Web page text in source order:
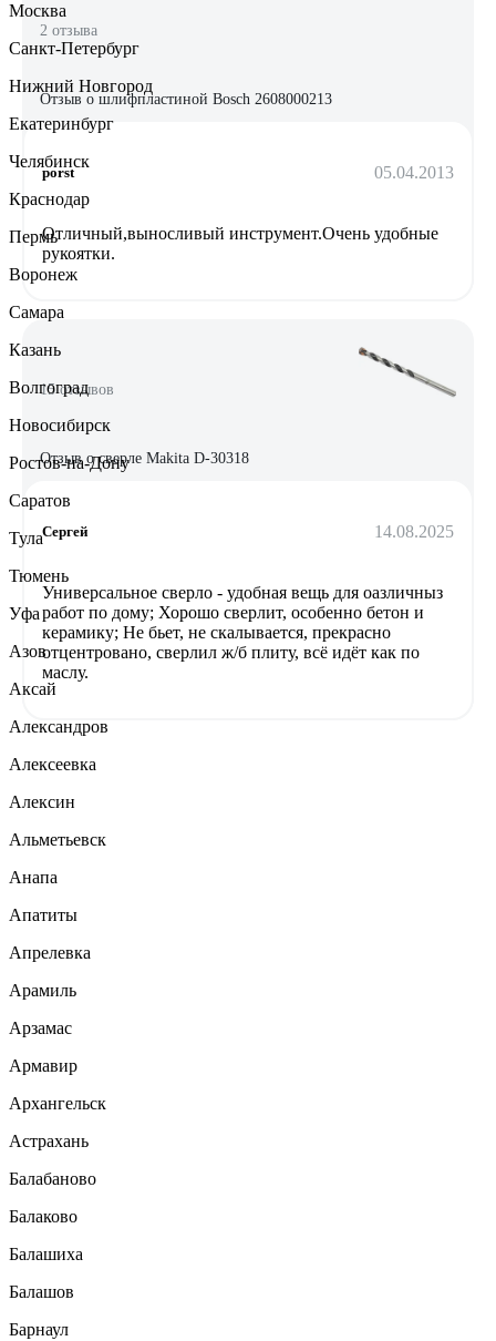
2 отзыва
Отзыв о шлифпластиной Bosch 2608000213
porst 05.04.2013
Отличный,выносливый инструмент.Очень удобные
рукоятки.
15 отзывов
Отзыв о сверле Makita D-30318
Сергей 14.08.2025
Универсальное сверло - удобная вещь для оазличныз
работ по дому; Хорошо сверлит, особенно бетон и
керамику; Не бьет, не скалывается, прекрасно
отцентровано, сверлил ж/б плиту, всё идёт как по
маслу.
Москва
Санкт-Петербург
Нижний Новгород
Екатеринбург
Челябинск
Краснодар
Пермь
Воронеж
Самара
Казань
Волгоград
Новосибирск
Ростов-на-Дону
Саратов
Тула
Тюмень
Уфа
Азов
Аксай
Александров
Алексеевка
Алексин
Альметьевск
Анапа
Апатиты
Апрелевка
Арамиль
Арзамас
Армавир
Архангельск
Астрахань
Балабаново
Балаково
Балашиха
Балашов
Барнаул